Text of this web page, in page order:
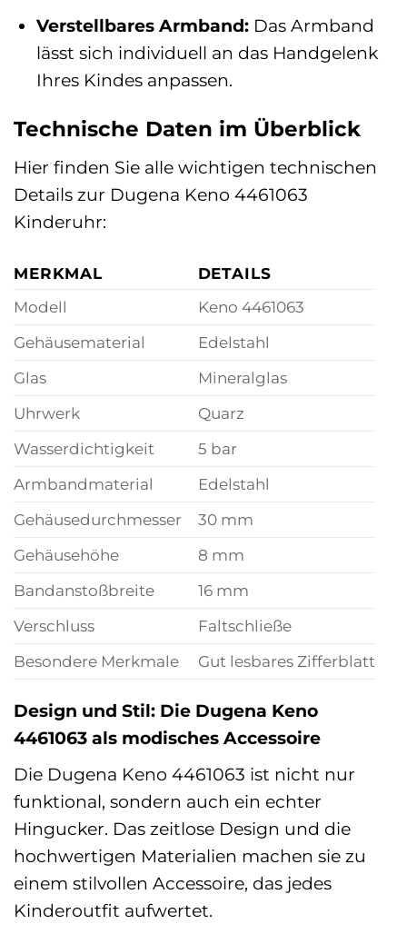
Verstellbares Armband:Das Armband
lässt sich individuell an das Handgelenk
Ihres Kindes anpassen.
Technische Daten im Überblick
Hier finden Sie alle wichtigen technischen
Details zur Dugena Keno 4461063
Kinderuhr:
MERKMAL
DETAILS
Modell
Keno 4461063
Gehäusematerial
Edelstahl
Glas
Mineralglas
Uhrwerk
Quarz
Wasserdichtigkeit
5 bar
Armbandmaterial
Edelstahl
Gehäusedurchmesser
30 mm
Gehäusehöhe
8 mm
Bandanstoßbreite
16 mm
Verschluss
Faltschließe
Besondere Merkmale
Gut lesbares Zifferblatt
Design und Stil: Die Dugena Keno
4461063 als modisches Accessoire
Die Dugena Keno 4461063 ist nicht nur
funktional, sondern auch ein echter
Hingucker. Das zeitlose Design und die
hochwertigen Materialien machen sie zu
einem stilvollen Accessoire, das jedes
Kinderoutfit aufwertet.